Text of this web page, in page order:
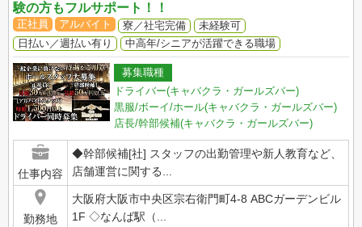
験の方もフルサポート！！
正社員 アルバイト 寮／社宅完備
未経験可
日払い／週払い有り
中高年/シニアが活躍できる職場
募集職種
ドライバー(キャバクラ・ガールズバー)
黒服/ボーイ/ホール(キャバクラ・ガールズバー)
店長/幹部候補(キャバクラ・ガールズバー)
仕事内容
◆幹部候補[社] スタッフの出勤管理や新人教育など、
店舗運営に関する...
勤務地
大阪府大阪市中央区宗右衛門町4-8 ABCガーデンビル
1F ◇なんば駅（...